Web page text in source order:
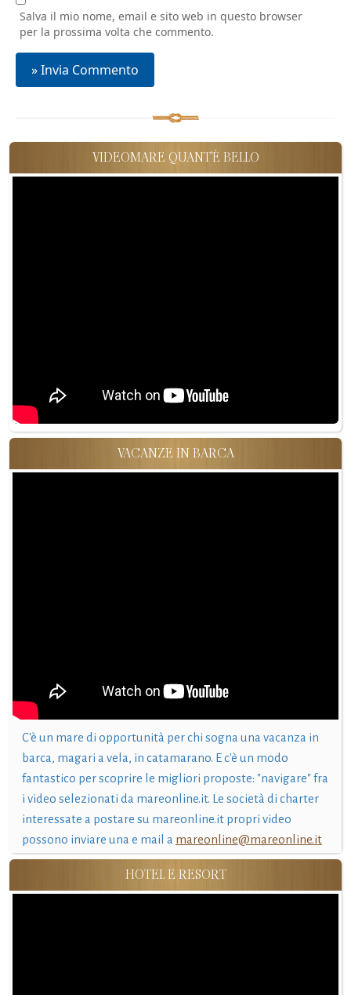
Salva il mio nome, email e sito web in questo browser
per la prossima volta che commento.
VIDEOMARE QUANT'È BELLO
VACANZE IN BARCA
C'è un mare di opportunità per chi sogna una vacanza in
barca, magari a vela, in catamarano. E c'è un modo
fantastico per scoprire le migliori proposte: "navigare" fra
i video selezionati da mareonline.it. Le società di charter
interessate a postare su mareonline.it propri video
possono inviare una e mail a mareonline@mareonline.it
HOTEL E RESORT